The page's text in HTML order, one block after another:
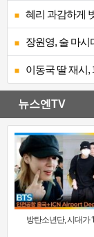
혜리 과감하게
장원영, 술 마
이동국 딸 재시
뉴스엔TV
방탄소년단, 시대가